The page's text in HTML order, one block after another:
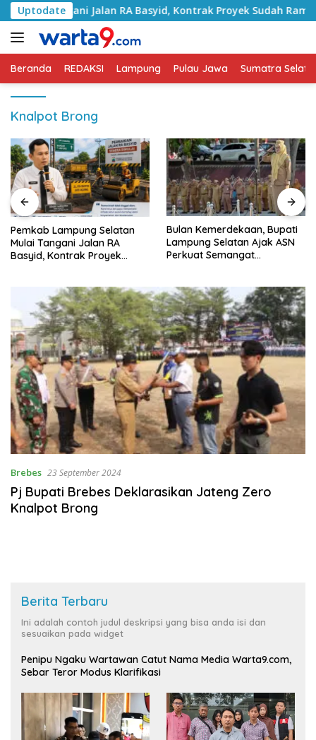
Langsung
ke
konten
UptodateJalan RA Basyid, Kontrak Proyek Sudah Rampung
Beranda REDAKSI Lampung Pulau Jawa Sumatra
Knalpot Brong
Bulan Kemerdekaan, Bupati
Lampung Selatan Ajak ASN
Perkuat Semangat
Sekda Lampung Selatan
Minta Perangkat Daerah
Perkuat Keterbukaan
Brebes 23 September 2024
Pj Bupati Brebes Deklarasikan Jateng Zero
Knalpot Brong
Berita Terbaru
Ini adalah contoh judul deskripsi yang bisa anda isi dan
sesuaikan pada widget
Penipu Ngaku Wartawan Catut Nama Media Warta9.com,
Sebar Teror Modus Klarifikasi